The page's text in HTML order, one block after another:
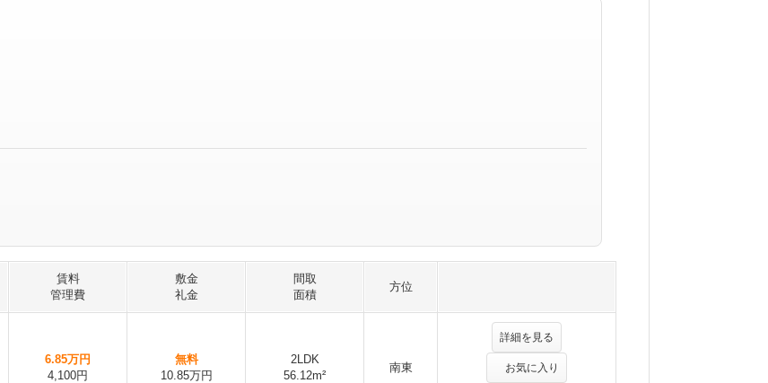
賃料
管理費
敷金
礼金
間取
面積
方位
6.85万円
4,100円
無料
10.85万円
2LDK
56.12m²
南東
詳細を見る
お気に入り